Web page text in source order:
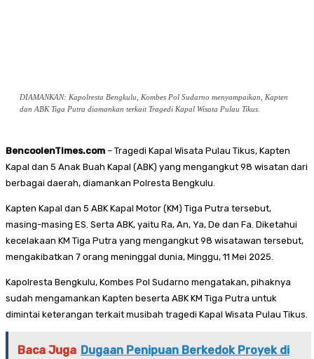
DIAMANKAN: Kapolresta Bengkulu, Kombes Pol Sudarno menyampaikan, Kapten
dan ABK Tiga Putra diamankan terkait Tragedi Kapal Wisata Pulau Tikus.
BencoolenTimes.com – Tragedi Kapal Wisata Pulau Tikus, Kapten
Kapal dan 5 Anak Buah Kapal (ABK) yang mengangkut 98 wisatan dari
berbagai daerah, diamankan Polresta Bengkulu.
Kapten Kapal dan 5 ABK Kapal Motor (KM) Tiga Putra tersebut,
masing-masing ES. Serta ABK, yaitu Ra, An, Ya, De dan Fa. Diketahui
kecelakaan KM Tiga Putra yang mengangkut 98 wisatawan tersebut,
mengakibatkan 7 orang meninggal dunia, Minggu, 11 Mei 2025.
Kapolresta Bengkulu, Kombes Pol Sudarno mengatakan, pihaknya
sudah mengamankan Kapten beserta ABK KM Tiga Putra untuk
dimintai keterangan terkait musibah tragedi Kapal Wisata Pulau Tikus.
Baca Juga Dugaan Penipuan Berkedok Proyek di